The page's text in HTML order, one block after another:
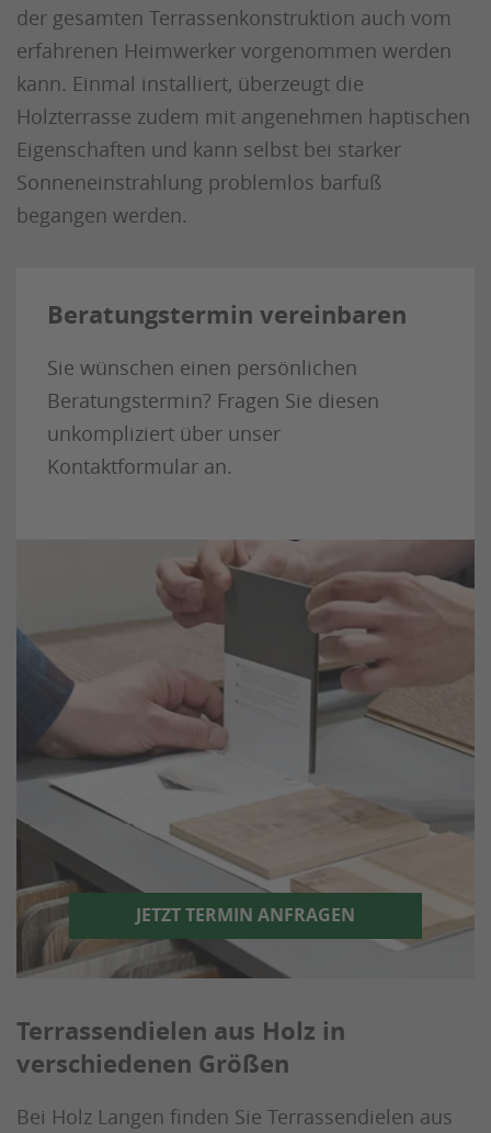
der gesamten Terrassenkonstruktion auch vom
erfahrenen Heimwerker vorgenommen werden
kann. Einmal installiert, überzeugt die
Holzterrasse zudem mit angenehmen haptischen
Eigenschaften und kann selbst bei starker
Sonneneinstrahlung problemlos barfuß
begangen werden.
Beratungstermin vereinbaren
Sie wünschen einen persönlichen
Beratungstermin? Fragen Sie diesen
unkompliziert über unser
Kontaktformular an.
JETZT TERMIN ANFRAGEN
Terrassendielen aus Holz in
verschiedenen Größen
Bei Holz Langen finden Sie Terrassendielen aus